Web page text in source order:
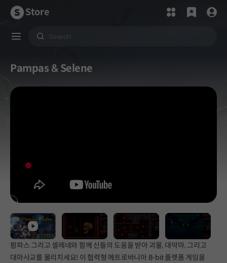
Store
Pampas & Selene
팜파스 그리고 셀레네와 함께 신들의 도움을 받아 괴물, 대악마, 그리고
대마사교를 물리치세요! 이 협력형 메트로바니아 8-bit 플랫폼 게임을